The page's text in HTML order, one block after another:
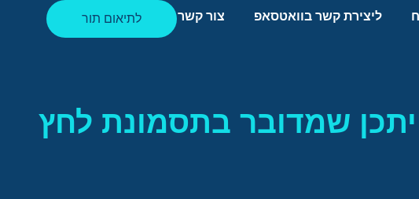
ליצירת קשר בוואטסאפ צור קשר לתיאום תור
שמדובר בתסמונת לחץ